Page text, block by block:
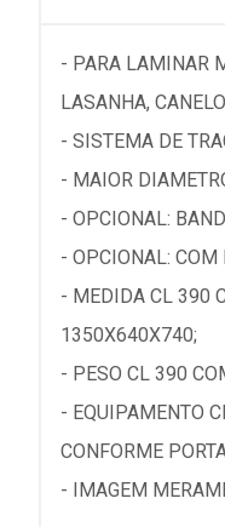
- PARA LAMINAR
LASANHA,
- SISTEMA DE
- MAIOR
- OPCIONAL:
- OPCIONAL: COM
- MEDIDA CL 390
1350X640X740;
- PESO CL 390
- EQUIPAMENTO
CONFORME
- IMAGEM